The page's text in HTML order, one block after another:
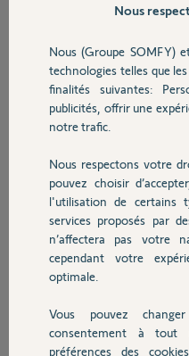
Sécurité
Domotique
Chauffage
Autres produits
Devis avec un pro
d'ouverture de la télécomande
Quelqu'un a t il une idée ?
Merci par avance....
Michaël
Michaël J.
Participer
Bonjour,
A mon avis, il vous faut une
Nous
Nous (Groupe SOMFY)
technologies telles que
finalités suivantes:
publicités, offrir une
notre trafic.
Nous respectons votre
pouvez choisir
l'utilisation de certains
services proposés par
n’affectera pas votre
cependant votre
optimale.
Vous pouvez
consentement à
préférences des